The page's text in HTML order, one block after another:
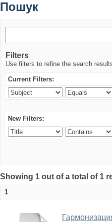
Пошук
Filters
Use filters to refine the search
Current Filters:
New Filters:
Showing 1 out of a total of 1
1